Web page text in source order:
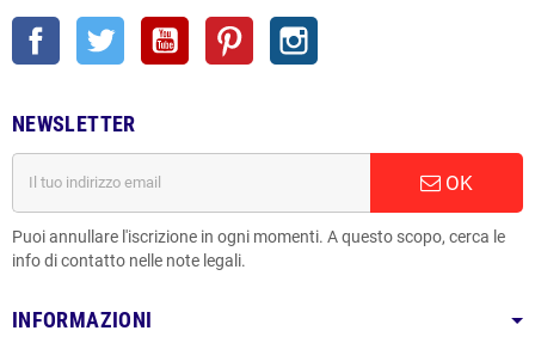
Facebook Twitter YouTube Pinterest
NEWSLETTER
OK
Puoi annullare l'iscrizione in ogni momenti. A questo scopo, cerca le
info di contatto nelle note legali.
INFORMAZIONI